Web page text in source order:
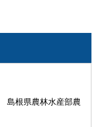
根県農林水産部農